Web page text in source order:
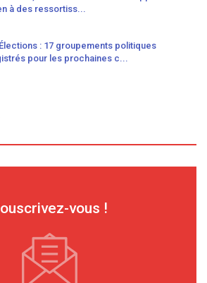
à des ressortiss...
: 17 groupements politiques
pour les prochaines c...
vous !